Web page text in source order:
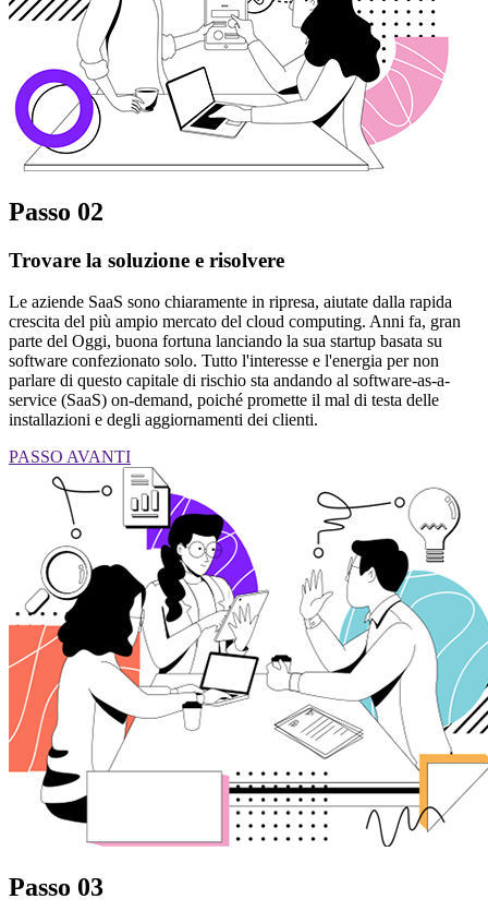
Passo 02
Trovare la soluzione e risolvere
Le aziende SaaS sono chiaramente in ripresa, aiutate dalla rapida
crescita del più ampio mercato del cloud computing. Anni fa, gran
parte del Oggi, buona fortuna lanciando la sua startup basata su
software confezionato solo. Tutto l'interesse e l'energia per non
parlare di questo capitale di rischio sta andando al software-as-a-
service (SaaS) on-demand, poiché promette il mal di testa delle
installazioni e degli aggiornamenti dei clienti.
PASSO AVANTI
Passo 03